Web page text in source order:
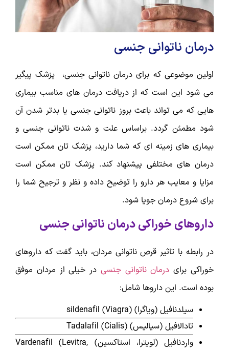
درمان ناتوانی جنسی
اولین موضوعی که برای درمان ناتوانی جنسی، پزشک پیگیر
می شود این است که از دریافت درمان های مناسب بیماری
هایی که می تواند باعث بروز ناتوانی جنسی یا بدتر شدن آن
شود مطمئن گردد. براساس علت و شدت ناتوانی جنسی و
بیماری های زمینه ای که شما دارید، پزشک تان ممکن است
درمان های مختلفی پیشنهاد کند. پزشک تان ممکن است
مزایا و معایب هر دارو را توضیح داده و نظر و ترجیح شما را
برای شروع درمان جویا شود.
داروهای خوراکی درمان ناتوانی جنسی
در رابطه با تاثیر قرص ناتوانی مردان، باید گفت که داروهای
خوراکی برای درمان ناتوانی جنسی در خیلی از مردان موفق
بوده است. این داروها شامل:
سیلدنافیل (ویاگرا) sildenafil (Viagra)
تادالافیل (سیالیس) Tadalafil (Cialis)
واردنافیل (لویترا، استاکسین) Vardenafil (Levitra,